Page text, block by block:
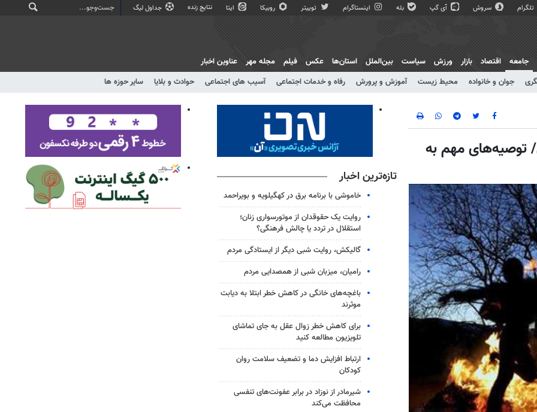
تلگرام سروش آی گپ بله اینستاگرام توییتر روبیکا ایتا نتایج زنده جداول لیگ
جامعه
جوان و خانواده محیط زیست آموزش و پرورش رفاه و خدمات اجتماعی آسیب های اجتماعی حوادث و بلایا سایر حوزه ها
اقتصاد بازار ورزش سیاست بین‌الملل استان‌ها عکس فیلم مجله مهر عناوین اخبار
توصیه‌های مهم به
تازه‌ترین اخبار
خاموشی با برنامه برق در کهگیلویه و بویراحمد
روایت یک حقوقدان از موتورسواری زنان؛
استقلال در تردد یا چالش فرهنگی؟
گالیکش، روایت شبی دیگر از ایستادگی مردم
رامیان، میزبان شبی از همصدایی مردم
باغچه‌های خانگی در کاهش خطر ابتلا به دیابت
موثرند
برای کاهش خطر زوال عقل به جای تماشای
تلویزیون مطالعه کنید
ارتباط افزایش دما و تضعیف سلامت روان
کودکان
شیرمادر از نوزاد در برابر عفونت‌های تنفسی
محافظت می‌کند